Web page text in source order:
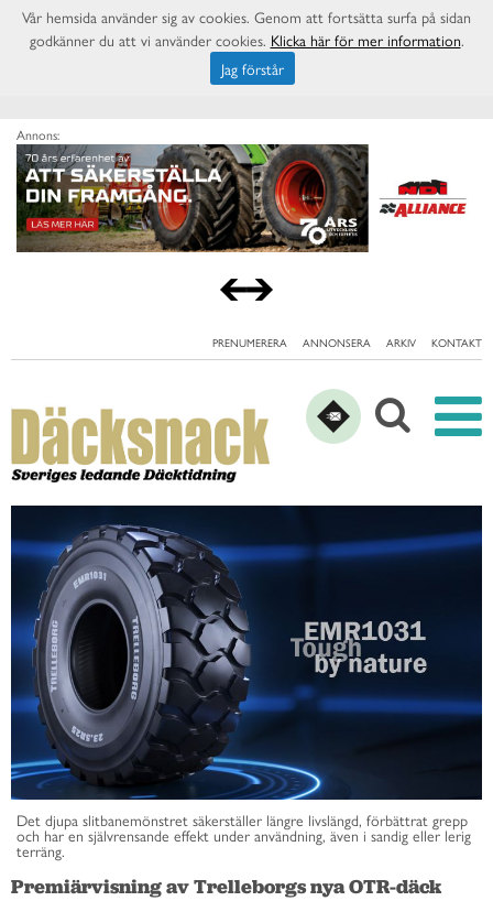
Annons:
PRENUMERERA ANNONSERA ARKIV KONTAKT
Det djupa slitbanemönstret säkerställer längre livslängd, förbättrat grepp
och har en självrensande effekt under användning, även i sandig eller lerig
terräng.
Premiärvisning av Trelleborgs nya OTR-däck
Vår hemsida använder sig av cookies. Genom att fortsätta surfa på sidan
godkänner du att vi använder cookies. Klicka här för mer information.
Jag förstår